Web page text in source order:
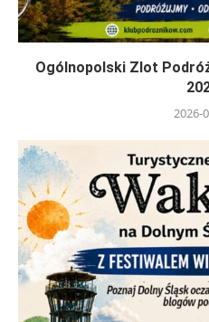
Ogólnopolski Zlot
2026-